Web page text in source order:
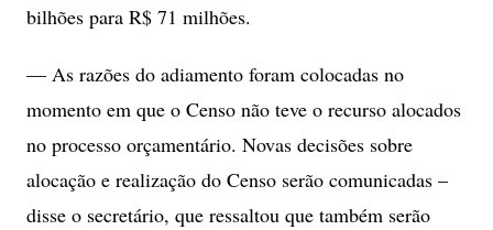
bilhões para R$ 71 milhões.
— As razões do adiamento foram colocadas no
momento em que o Censo não teve o recurso alocados
no processo orçamentário. Novas decisões sobre
alocação e realização do Censo serão comunicadas –
disse o secretário, que ressaltou que também serão